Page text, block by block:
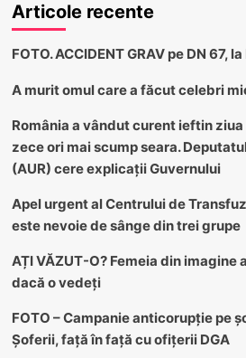
Articole recente
FOTO. ACCIDENT GRAV pe DN 67,
A murit omul care a făcut celebri
România a vândut curent ieftin
zece ori mai scump seara.
(AUR) cere explicații Guvernului
Apel urgent al Centrului de
este nevoie de sânge din trei grupe
AȚI VĂZUT-O? Femeia din imagine
dacă o vedeți
FOTO – Campanie anticorupție pe
Șoferii, față în față cu ofițerii DGA